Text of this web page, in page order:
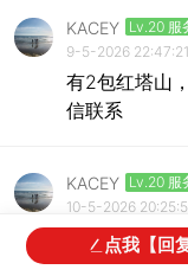
KACEY Lv.20 服
9-5-2026 22:47:21
有2包红塔山
信联系
KACEY Lv.20 服
10-5-2026
有2盒红塔
信联系
点我【回